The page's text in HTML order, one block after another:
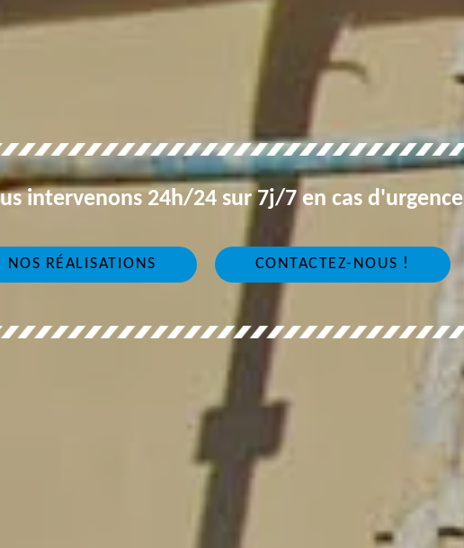
intervenons 24h/24 sur 7j/7 en cas d'urgence
NOS RÉALISATIONS CONTACTEZ-NOUS !